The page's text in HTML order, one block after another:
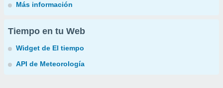
Más información
Tiempo en tu Web
Widget de El tiempo
API de Meteorología